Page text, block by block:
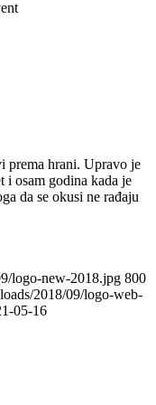
prema hrani. Upravo je
osam godina kada je
da se okusi ne rađaju
logo-new-2018.jpg 800
2018/09/logo-web-
05-16